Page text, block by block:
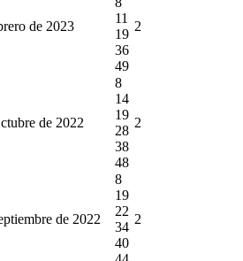
de 2023
11
19
36
49
2
de 2022
8
14
19
28
38
48
2
de 2022
8
19
22
34
40
2